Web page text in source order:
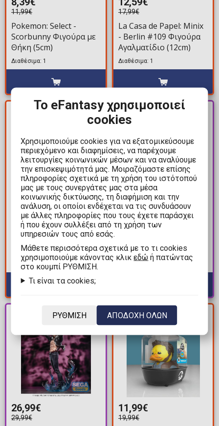
11,99€
Pokemon: Select -
Scorbunny Φιγούρα με
Θήκη (5cm)
Διαθέσιμα: 1
17,99€
La Casa de Papel: Minix
- Berlin #109 Φιγούρα
Αγαλματίδιο (12cm)
Διαθέσιμα: 1
ΚΕΡΔΟΣ
8,80€
13,19€
21,99€
Teenage Mutant Ninja
Turtles: ReAction - Foot
Soldier (Comic Color)
Φιγούρα Δράσης (10cm)
Διαθέσιμα: 1
PRE-
37,99€
41,99€
Warhammer 40000 -
Bike Space Wolves with
twin-linked bolt rifles
PRE-
ORDER
26,99€
29,99€
11,99€
19,99€
Το eFantasy χρησιμοποιεί
cookies
Χρησιμοποιούμε cookies για να εξατομικεύσουμε
περιεχόμενο και διαφημίσεις, να παρέχουμε
λειτουργίες κοινωνικών μέσων και να αναλύουμε
την επισκεψιμότητά μας. Μοιραζόμαστε επίσης
πληροφορίες σχετικά με τη χρήση του ιστότοπού
μας με τους συνεργάτες μας στα μέσα
κοινωνικής δικτύωσης, τη διαφήμιση και την
ανάλυση, οι οποίοι ενδέχεται να τις συνδυάσουν
με άλλες πληροφορίες που τους έχετε παράσχει
ή που έχουν συλλέξει από τη χρήση των
υπηρεσιών τους από εσάς.
Mάθετε περισσότερα σχετικά με το τι cookies
χρησιμοποιούμε κάνοντας κλικεδώ ή πατώντας
στο κουμπί ΡΥΘΜΙΣΗ.
Τι είναι τα cookies;
ΡΥΘΜΙΣΗ ΑΠΟΔΟΧΗ ΟΛΩΝ